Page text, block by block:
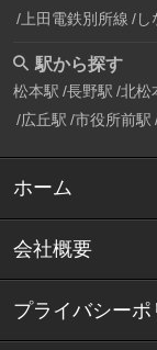
上田電鉄別所線 し
駅から探す
松本駅 長野駅 北松
広丘駅 市役所前駅
ホーム
会社概要
プライバシーポ